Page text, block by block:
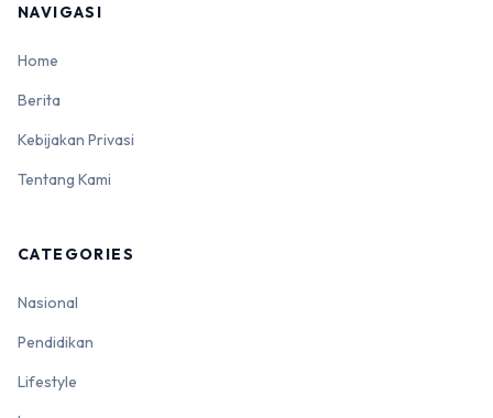
NAVIGASI
Home
Berita
Kebijakan Privasi
Tentang Kami
CATEGORIES
Nasional
Pendidikan
Lifestyle